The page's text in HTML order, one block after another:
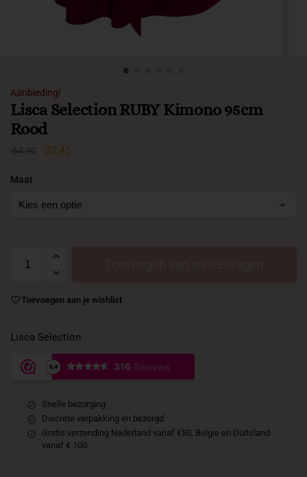
Aanbieding!
Lisca Selection RUBY Kimono 95cm
Rood
64,90 32,45
Maat
Toevoegen aan je wishlist
Lisca Selection
Snelle bezorging
Discrete verpakking en bezorgd
Gratis verzending Nederland vanaf €50, Belgie en Duitsland
vanaf € 100